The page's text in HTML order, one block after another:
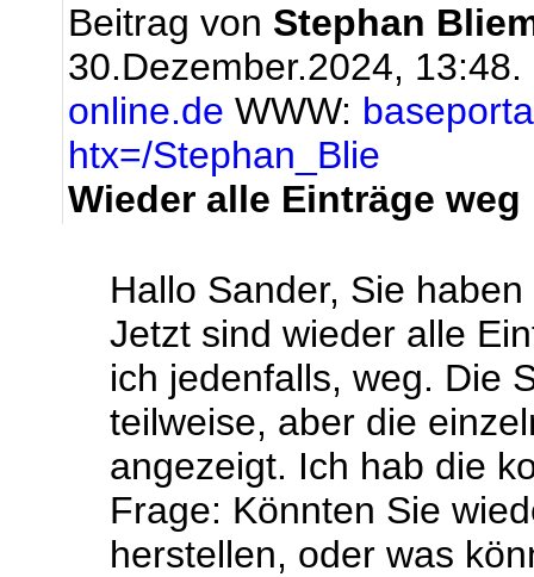
Beitrag von Stephan
30.Dezember.2024, 13:48.
online.de WWW:
htx=/Stephan_Blie
Wieder alle Einträge weg
Hallo Sander, Sie
Jetzt sind wieder alle
ich jedenfalls, weg. Die
teilweise, aber die
angezeigt. Ich hab die
Frage: Könnten Sie
herstellen, oder was